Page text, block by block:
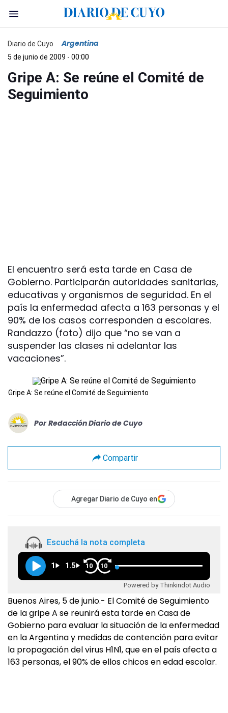
Diario de Cuyo Argentina
5 de junio de 2009 - 00:00
Gripe A: Se reúne el Comité de
Seguimiento
El encuentro será esta tarde en Casa de
Gobierno. Participarán autoridades sanitarias,
educativas y organismos de seguridad. En el
país la enfermedad afecta a 163 personas y el
90% de los casos corresponden a escolares.
Randazzo (foto) dijo que “no se van a
suspender las clases ni adelantar las
vacaciones”.
Gripe A: Se reúne el Comité de Seguimiento
Por Redacción Diario de Cuyo
Compartir
Agregar Diario de Cuyo en
Escuchá la nota completa
1 1.5 10 10
Powered by Thinkindot Audio
Buenos Aires, 5 de junio.- El Comité de Seguimiento
de la gripe A se reunirá esta tarde en Casa de
Gobierno para evaluar la situación de la enfermedad
en la Argentina y medidas de contención para evitar
la propagación del virus H1N1, que en el país afecta a
163 personas, el 90% de ellos chicos en edad escolar.